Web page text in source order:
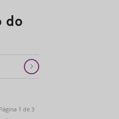
do
Página 1 de 3